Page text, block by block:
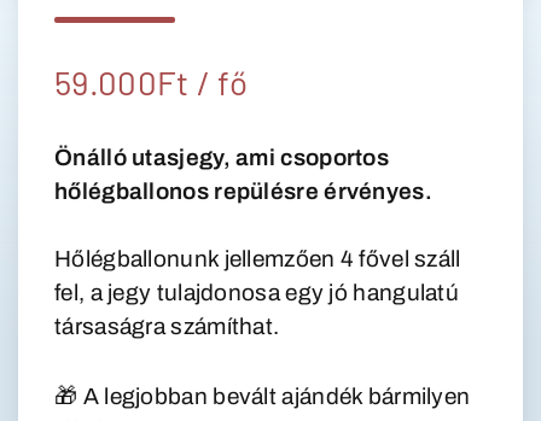
59.000Ft / fő
Önálló utasjegy, ami csoportos
hőlégballonos repülésre érvényes.
Hőlégballonunk jellemzően 4 fővel száll
fel, a jegy tulajdonosa egy jó hangulatú
társaságra számíthat.
🎁 A legjobban bevált ajándék bármilyen